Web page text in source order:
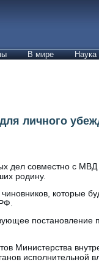
В мире Наука
личного
дел совместно с МВД
родину.
которые
постановление
Министерства
исполнительной